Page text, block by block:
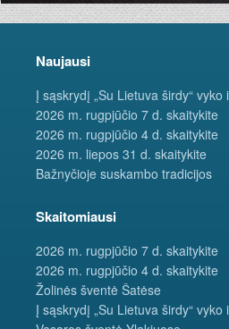
Naujausi
Į sąskrydį „Su Lietuva širdy“ vyko
2026 m. rugpjūčio 7 d. skaitykite
2026 m. rugpjūčio 4 d. skaitykite
2026 m. liepos 31 d. skaitykite
Bažnyčioje suskambo tradicijos
Skaitomiausi
2026 m. rugpjūčio 7 d. skaitykite
2026 m. rugpjūčio 4 d. skaitykite
Žolinės šventė Šatėse
Į sąskrydį „Su Lietuva širdy“ vyko